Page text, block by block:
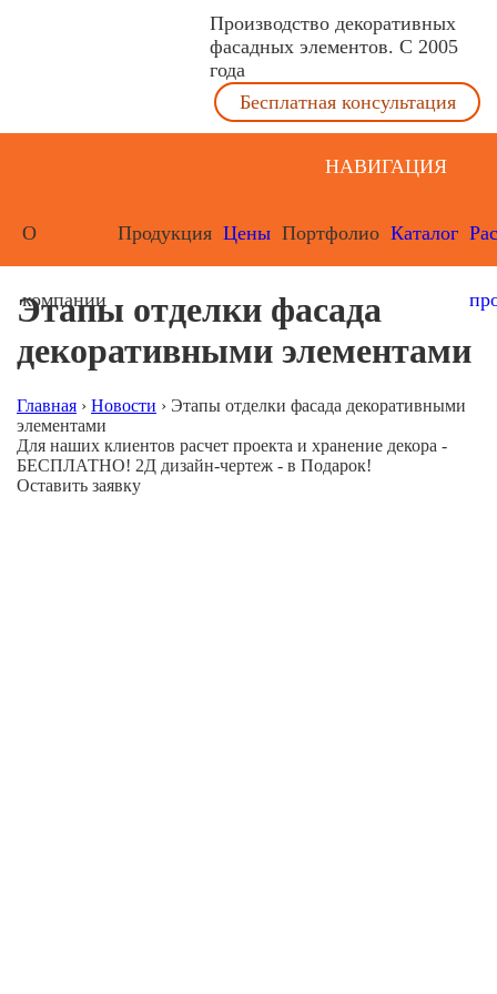
Производство декоративных
фасадных элементов. С 2005
года
Бесплатная консультация
НАВИГАЦИЯ
О
компании
Продукция Цены Портфолио Каталог
Этапы отделки фасада
декоративными элементами
Главная › Новости › Этапы отделки фасада декоративными
элементами
Для наших клиентов расчет проекта и хранение декора -
БЕСПЛАТНО! 2Д дизайн-чертеж - в Подарок!
Оставить заявку